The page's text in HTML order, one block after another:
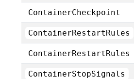
ContainerCheckpoint
ContainerRestartRules
ContainerRestartRules
ContainerStopSignals